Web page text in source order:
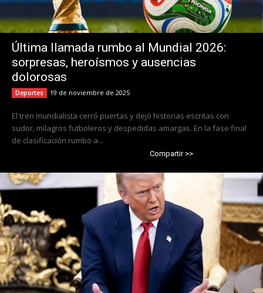
Última llamada rumbo al Mundial 2026:
sorpresas, heroísmos y ausencias
dolorosas
Deportes 19 de noviembre de 2025
El tren mundialista cerró puertas y dejó historias escritas con
sudor, milagros futboleros y despedidas amargas. En la fase final
de clasificación rumbo a...
Compartir >>